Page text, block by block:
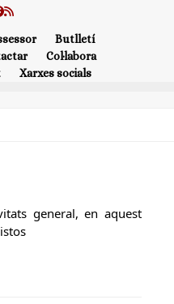
RSS
Butlletí
Col·labora
Xarxes socials
general, en aquest